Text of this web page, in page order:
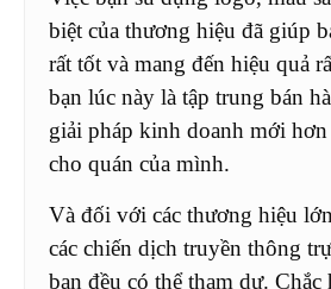
biệt của thương hiệu đã giúp
rất tốt và mang đến hiệu quả
bạn lúc này là tập trung bán
giải pháp kinh doanh mới hơn
cho quán của mình.
Và đối với các thương hiệu
các chiến dịch truyền thông
bạn đều có thể tham dự. Chắc